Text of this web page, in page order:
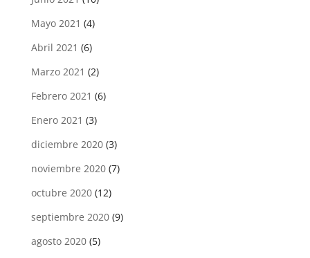
Mayo 2021 (4)
Abril 2021 (6)
Marzo 2021 (2)
Febrero 2021 (6)
Enero 2021 (3)
diciembre 2020(3)
noviembre 2020(7)
octubre 2020(12)
septiembre 2020(9)
agosto 2020(5)